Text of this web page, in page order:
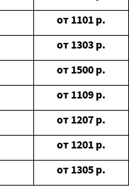
от 1101 р.
от 1303 р.
от 1500 р.
от 1109 р.
от 1207 р.
от 1201 р.
от 1305 р.